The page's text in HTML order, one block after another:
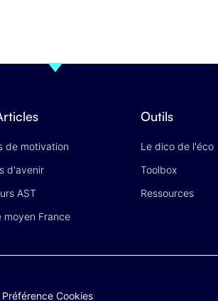
de motivation
d'avenir
AST
moyen France
Outils
Le dico de l'éco
Toolbox
Ressources
Préférence Cookies